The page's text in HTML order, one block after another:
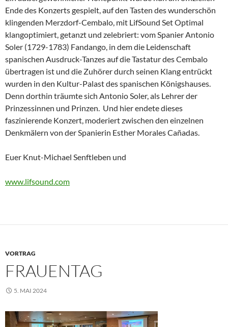
Ende des Konzerts gespielt, auf den Tasten des wunderschön
klingenden Merzdorf-Cembalo, mit LifSound Set Optimal
klangoptimiert, getanzt und zelebriert: vom Spanier Antonio
Soler (1729-1783) Fandango, in dem die Leidenschaft
spanischen Ausdruck-Tanzes auf die Tastatur des Cembalo
übertragen ist und die Zuhörer durch seinen Klang entrückt
wurden in den Kultur-Palast des spanischen Königshauses.
Denn dorthin träumte sich Antonio Soler, als Lehrer der
Prinzessinnen und Prinzen. Und hier endete dieses
faszinierende Konzert, moderiert zwischen den einzelnen
Denkmälern von der Spanierin Esther Morales Cañadas.
Euer Knut-Michael Senftleben und
www.lifsound.com
VORTRAG
FRAUENTAG
5. MAI 2024